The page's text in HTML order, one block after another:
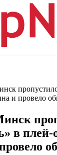
и провело
в